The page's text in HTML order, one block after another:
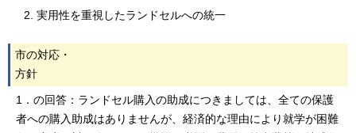
実用性を重視したランドセルへの統一
市の対応・
方針
1．の回答：ランドセル購入の助成につきましては、全ての保護
者への購入助成はありませんが、経済的な理由により就学が困難